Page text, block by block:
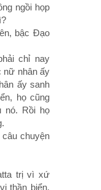
ngồi họp
bậc Ðạo
chỉ nay
nữ nhân ấy
ấy sanh
họ cũng
nó. Rồi họ
chuyện
trị vì xứ
thần biển.